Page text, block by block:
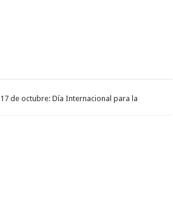
17 de octubre: Día Internacional para la